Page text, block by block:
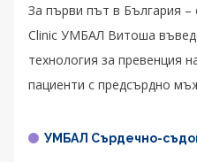
За първи път в България –
Clinic УМБАЛ Витоша
технология за превенция
пациенти с предсърдно
УМБАЛ Сърдечно-